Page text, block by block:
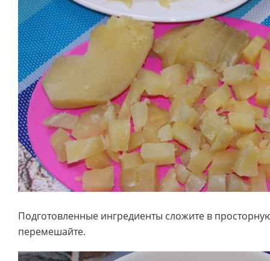
Подготовленные ингредиенты сложите в
перемешайте.